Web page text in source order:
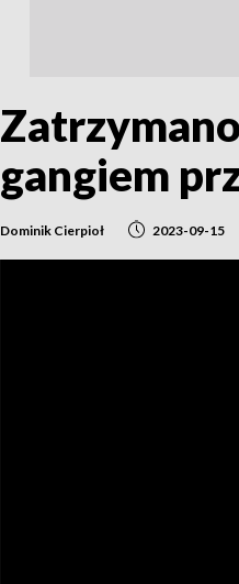
gangiem
Dominik Cierpioł 2023-09-15